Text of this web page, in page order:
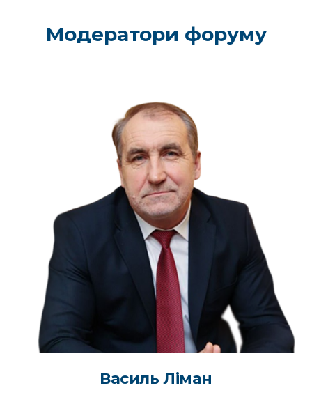
Модератори форуму
Василь Ліман